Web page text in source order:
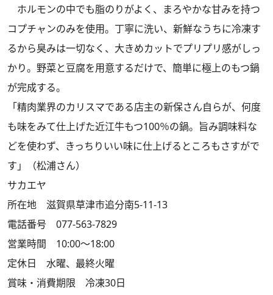
ホルモンの中でも脂のりがよく、まろやかな甘みを持つ
コプチャンのみを使用。丁寧に洗い、新鮮なうちに冷凍す
るから臭みは一切なく、大きめカットでプリプリ感がしっ
かり。野菜と豆腐を用意するだけで、簡単に極上のもつ鍋
が完成する。
「精肉業界のカリスマである店主の新保さん自らが、何度
も味をみて仕上げた近江牛もつ100％の鍋。旨み調味料な
どを使わず、きっちりいい味に仕上げるところもさすがで
す」（松浦さん）
サカエヤ
所在地 滋賀県草津市追分南5-11-13
電話番号 077-563-7829
営業時間 10:00～18:00
定休日 水曜、最終火曜
賞味・消費期限 冷凍30日